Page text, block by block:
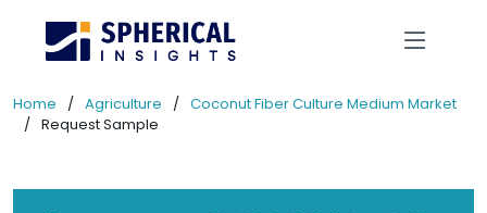
Home Agriculture
Coconut Fiber Culture Medium Market
Request Sample